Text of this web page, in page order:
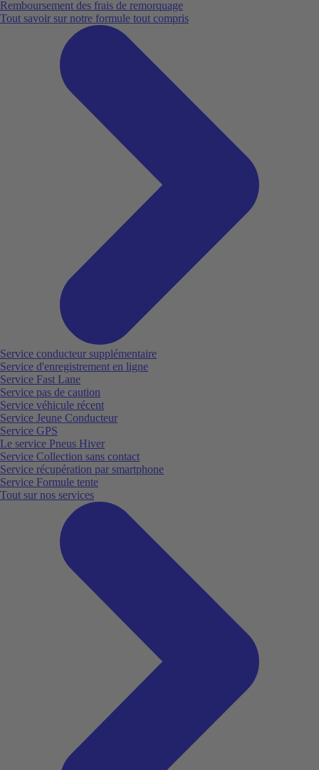
Remboursement des frais de remorquage
Tout savoir sur notre formule tout compris
Service conducteur supplémentaire
Service d'enregistrement en ligne
Service Fast Lane
Service pas de caution
Service véhicule récent
Service Jeune Conducteur
Service GPS
Le service Pneus Hiver
Service Collection sans contact
Service récupération par smartphone
Service Formule tente
Tout sur nos services